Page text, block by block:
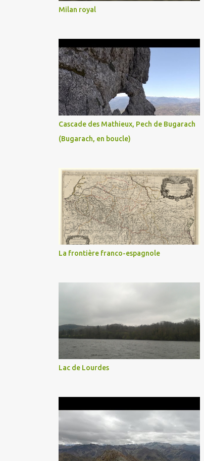
Milan royal
Cascade des Mathieux, Pech de Bugarach
(Bugarach, en boucle)
La frontière franco-espagnole
Lac de Lourdes